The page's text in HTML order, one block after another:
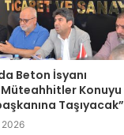
Beton İsyanı
Konuyu
Taşıyacak”
2026